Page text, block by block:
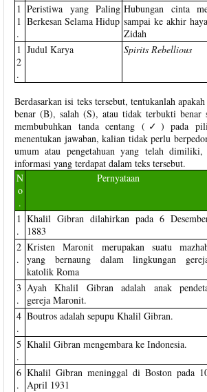
1
1
.
Peristiwa yang Paling
Berkesan Selama Hidup
Hubungan cinta
sampai ke akhir
Zidah
1
2
.
Judul Karya Spirits Rebellious
Berdasarkan isi teks tersebut, tentukanlah
benar (B), salah (S), atau tidak terbukti benar
membubuhkan tanda centang (✓) pada
menentukan jawaban, kalian tidak perlu
umum atau pengetahuan yang telah
informasi yang terdapat dalam teks tersebut.
N
o
.
Pernyataan
1
.
Khalil Gibran dilahirkan pada 6
1883
2
.
Kristen Maronit merupakan suatu
yang bernaung dalam lingkungan
katolik Roma
3
.
Ayah Khalil Gibran adalah anak
gereja Maronit.
4
.
Boutros adalah sepupu Khalil Gibran.
5
.
Khalil Gibran mengembara ke Indonesia.
6
.
Khalil Gibran meninggal di Boston pada
April 1931